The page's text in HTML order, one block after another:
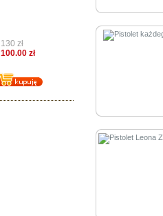
73.00 zł
130 zł
100.00 zł